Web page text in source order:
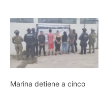
Marina detiene a cinco